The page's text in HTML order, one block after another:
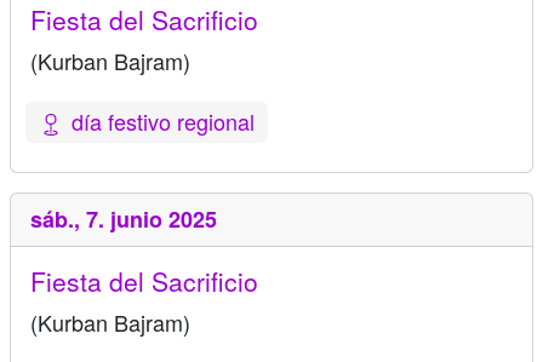
Fiesta del Sacrificio
(Kurban Bajram)
día festivo regional
sáb., 7. junio 2025
Fiesta del Sacrificio
(Kurban Bajram)